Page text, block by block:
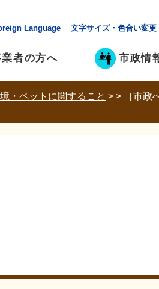
Language 文字サイズ・色合い変更
業者の方へ 市政情
・ペットに関すること > >
［市政